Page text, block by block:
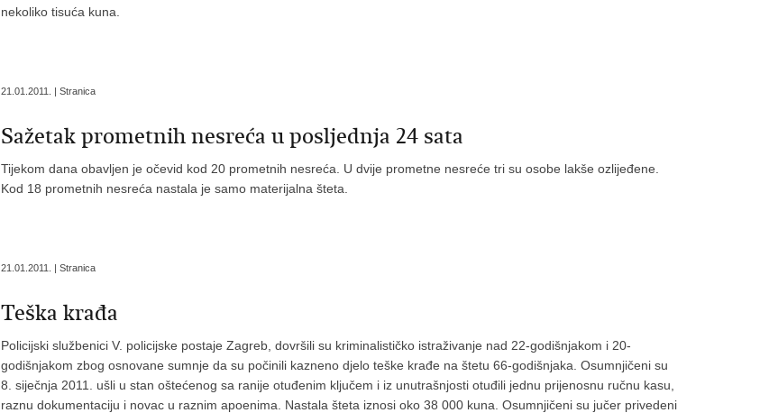
nekoliko tisuća kuna.
21.01.2011. | Stranica
Sažetak prometnih nesreća u posljednja 24 sata
Tijekom dana obavljen je očevid kod 20 prometnih nesreća. U dvije prometne nesreće tri su osobe lakše ozlijeđene.
Kod 18 prometnih nesreća nastala je samo materijalna šteta.
21.01.2011. | Stranica
Teška krađa
Policijski službenici V. policijske postaje Zagreb, dovršili su kriminalističko istraživanje nad 22-godišnjakom i 20-
godišnjakom zbog osnovane sumnje da su počinili kazneno djelo teške krađe na štetu 66-godišnjaka. Osumnjičeni su
8. siječnja 2011. ušli u stan oštećenog sa ranije otuđenim ključem i iz unutrašnjosti otuđili jednu prijenosnu ručnu kasu,
raznu dokumentaciju i novac u raznim apoenima. Nastala šteta iznosi oko 38 000 kuna. Osumnjičeni su jučer privedeni